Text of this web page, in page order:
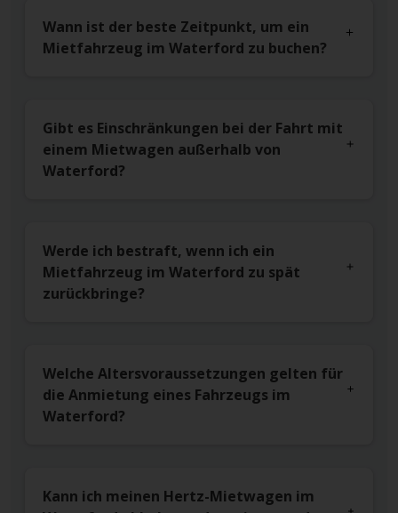
Wann ist der beste Zeitpunkt, um ein
Mietfahrzeug im Waterford zu buchen?
Gibt es Einschränkungen bei der Fahrt mit
einem Mietwagen außerhalb von
Waterford?
Werde ich bestraft, wenn ich ein
Mietfahrzeug im Waterford zu spät
zurückbringe?
Welche Altersvoraussetzungen gelten für
die Anmietung eines Fahrzeugs im
Waterford?
Kann ich meinen Hertz-Mietwagen im